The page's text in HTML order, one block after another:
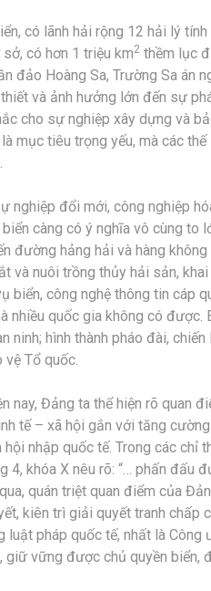
có lãnh hải rộng 12 hải lý
có hơn 1 triệu km2 thềm lục
đảo Hoàng Sa, Trường Sa án
và ảnh hưởng lớn đến sự
cho sự nghiệp xây dựng và
mục tiêu trọng yếu, mà các
nghiệp đổi mới, công nghiệp
càng có ý nghĩa vô cùng to
đường hảng hải và hàng
và nuôi trồng thủy hải sản,
biển, công nghệ thông tin cáp
nhiều quốc gia không có được.
ninh; hình thành pháo đài,
Tổ quốc.
nay, Đảng ta thể hiện rõ quan
tế – xã hội gắn với tăng
nhập quốc tế. Trong các chỉ
4, khóa X nêu rõ: “… phấn đấu
quán triệt quan điểm của
kiên trì giải quyết tranh chấp
luật pháp quốc tế, nhất là
vững được chủ quyền biển,